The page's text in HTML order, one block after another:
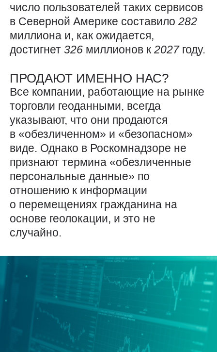
число пользователей таких сервисов
в Северной Америке составило 282
миллиона и, как ожидается,
достигнет 326 миллионов к 2027 году.
ПРОДАЮТ ИМЕННО НАС?
Все компании, работающие на рынке
торговли геоданными, всегда
указывают, что они продаются
в «обезличенном» и «безопасном»
виде. Однако в Роскомнадзоре не
признают термина «обезличенные
персональные данные» по
отношению к информации
о перемещениях гражданина на
основе геолокации, и это не
случайно.